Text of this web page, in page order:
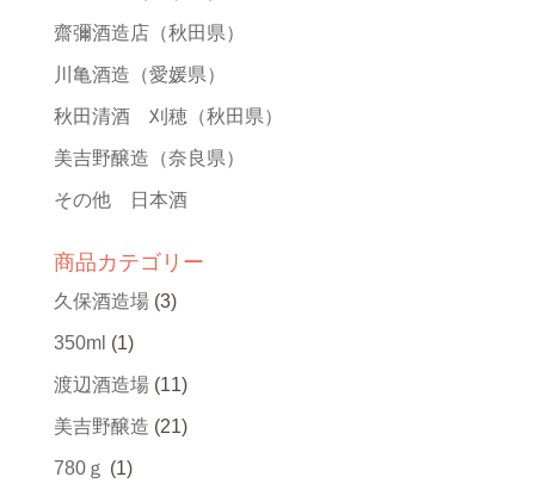
齋彌酒造店（秋田県）
川亀酒造 （愛媛県）
秋田清酒 刈穂（秋田県）
美吉野醸造 （奈良県）
その他 日本酒
商品カテゴリー
久保酒造場 (3)
350ml (1)
渡辺酒造場 (11)
美吉野醸造 (21)
780ｇ (1)